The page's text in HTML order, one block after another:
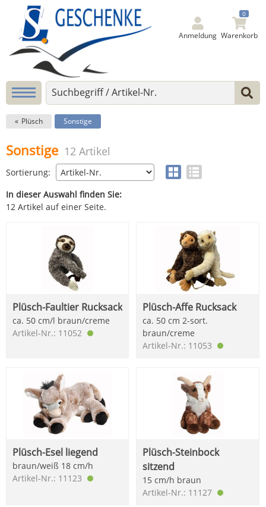
Anmeldung
0
Warenkorb
Plüsch Sonstige
Sonstige 12 Artikel
Sortierung:
In dieser Auswahl finden Sie:
12 Artikel auf einer Seite.
Plüsch-Faultier Rucksack
ca. 50 cm/l braun/creme
Artikel-Nr.: 11052
Plüsch-Affe Rucksack
ca. 50 cm 2-sort.
braun/creme
Artikel-Nr.: 11053
Plüsch-Esel liegend
braun/weiß 18 cm/h
Artikel-Nr.: 11123
Plüsch-Steinbock
sitzend
15 cm/h braun
Artikel-Nr.: 11127